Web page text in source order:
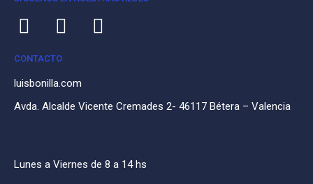
CONTACTO
luisbonilla.com
Avda. Alcalde Vicente Cremades 2- 46117 Bétera – Valencia
Lunes a Viernes de 8 a 14 hs